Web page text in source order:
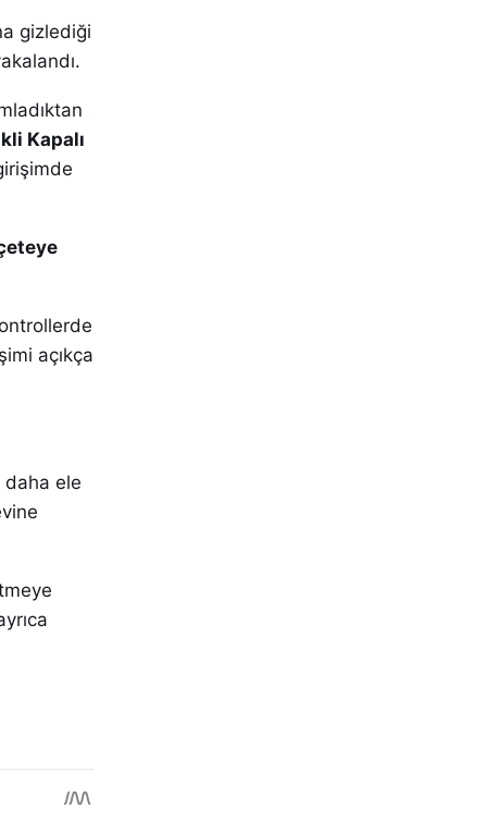
gizlediği
Kapalı
açıkça
daha ele